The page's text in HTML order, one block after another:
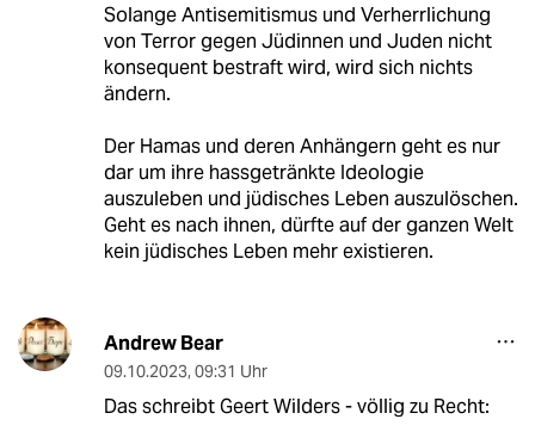
Solange Antisemitismus und Verherrlichung
von Terror gegen Jüdinnen und Juden nicht
konsequent bestraft wird, wird sich nichts
ändern.
Der Hamas und deren Anhängern geht es nur
dar um ihre hassgetränkte Ideologie
auszuleben und jüdisches Leben auszulöschen.
Geht es nach ihnen, dürfte auf der ganzen Welt
kein jüdisches Leben mehr existieren.
Andrew Bear
09.10.2023, 09:31 Uhr
Das schreibt Geert Wilders - völlig zu Recht: